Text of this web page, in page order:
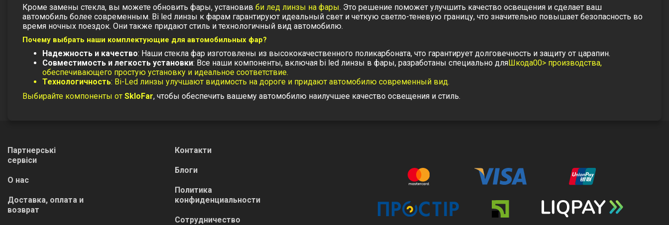
Кроме замены стекла, вы можете обновить фары, установив би лед линзы на фары. Это решение поможет улучшить качество освещения и сделает ваш
автомобиль более современным. Bi led линзы к фарам гарантируют идеальный свет и четкую светло-теневую границу, что значительно повышает безопасность во
время ночных поездок. Они также придают стиль и технологичный вид автомобилю.
Почему выбрать наши комплектующие для автомобильных фар?
Надежность и качество: Наши стекла фар изготовлены из высококачественного поликарбоната, что гарантирует долговечность и защиту от царапин.
Совместимость и легкость установки: Все наши компоненты, включая bi led линзы в фары, разработаны специально дляШкода00> производства,
обеспечивающего простую установку и идеальное соответствие.
Технологичность: Bi-Led линзы улучшают видимость на дороге и придают автомобилю современный вид.
Выбирайте компоненты от SkloFar, чтобы обеспечить вашему автомобилю наилучшее качество освещения и стиль.
Партнерські
сервіси
О нас
Доставка, оплата и
возврат
Контакти
Блоги
Политика
конфиденциальности
Сотрудничество